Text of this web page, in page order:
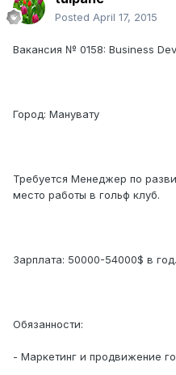
Posted April 17, 2015
Вакансия № 0158: Business
Город: Манувату
Требуется Менеджер по
место работы в гольф клуб.
Зарплата: 50000-54000$ в год.
Обязанности:
- Маркетинг и продвижение